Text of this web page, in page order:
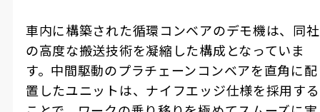
車内に構築された循環コンベアのデモ機は、同社
の高度な搬送技術を凝縮した構成となっていま
す。中間駆動のプラチェーンコンベアを直角に配
置したユニットは、ナイフエッジ仕様を採用する